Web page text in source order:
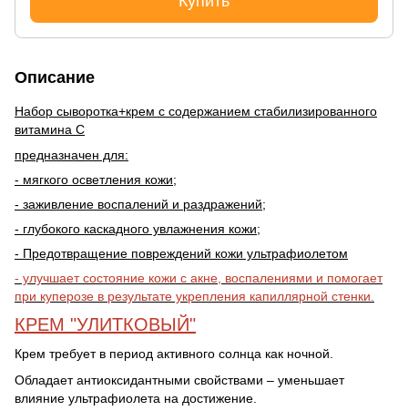
Описание
Набор сыворотка+крем с содержанием стабилизированного
витамина С
предназначен для:
- мягкого осветления кожи;
- заживление воспалений и раздражений;
- глубокого каскадного увлажнения кожи;
- Предотвращение повреждений кожи ультрафиолетом
- улучшает состояние кожи с акне, воспалениями и помогает
при куперозе в результате укрепления капиллярной стенки.
КРЕМ "УЛИТКОВЫЙ"
Крем требует в период активного солнца как ночной.
Обладает антиоксидантными свойствами – уменьшает
влияние ультрафиолета на достижение.